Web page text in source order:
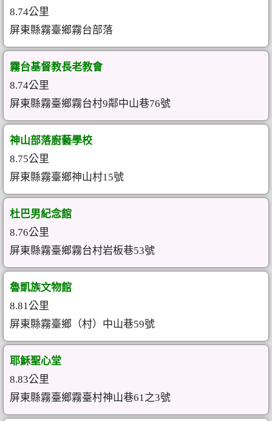
8.74公里
屏東縣霧臺鄉霧台部落
霧台基督教長老教會
8.74公里
屏東縣霧臺鄉霧台村9鄰中山巷76號
神山部落廚藝學校
8.75公里
屏東縣霧臺鄉神山村15號
杜巴男紀念館
8.76公里
屏東縣霧臺鄉霧台村岩板巷53號
魯凱族文物館
8.81公里
屏東縣霧臺鄉（村）中山巷59號
耶穌聖心堂
8.83公里
屏東縣霧臺鄉霧臺村神山巷61之3號